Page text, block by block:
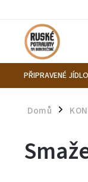
PŘIPRAVENÉ JÍDLO
Domů /